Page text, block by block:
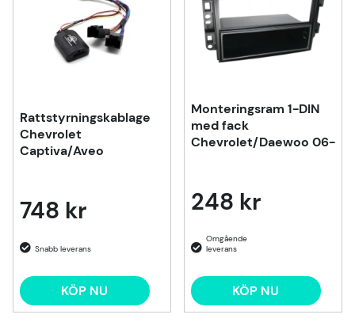
Rattstyrningskablage
Chevrolet
Captiva/Aveo
748 kr
KÖP NU
Monteringsram 1-DIN
med fack
Chevrolet/Daewoo 06-
248 kr
KÖP NU